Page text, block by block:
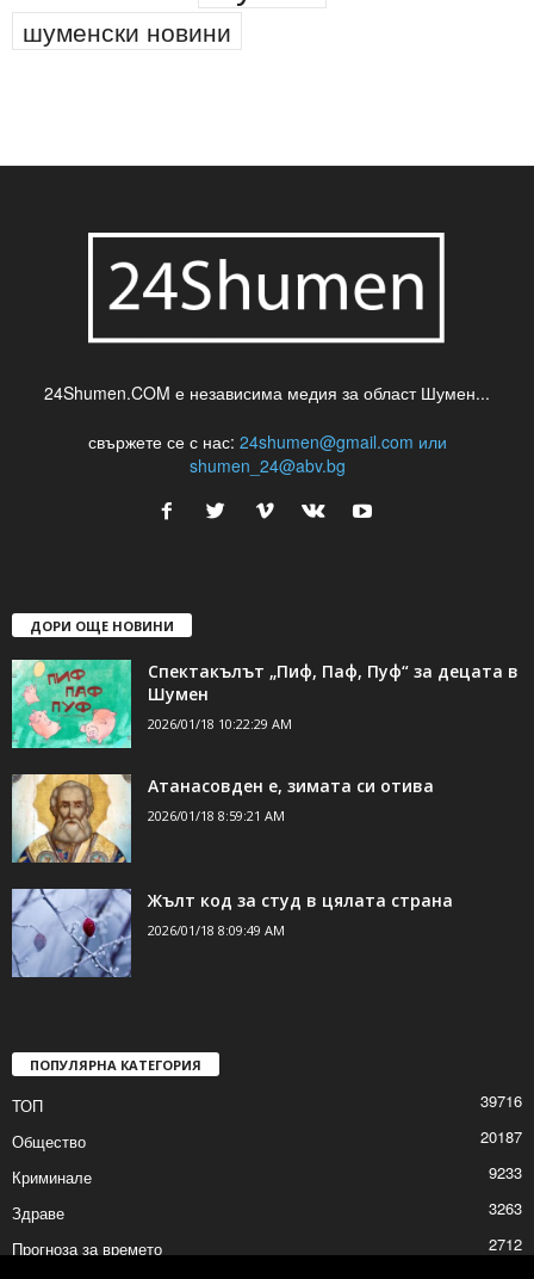
шуменски новини
24Shumen.COM е независима медия за област Шумен...
свържете се с нас: 24shumen@gmail.com или
shumen_24@abv.bg
ДОРИ ОЩЕ НОВИНИ
Спектакълът „Пиф, Паф, Пуф“ за децата в
Шумен
2026/01/18 10:22:29 AM
Атанасовден е, зимата си отива
2026/01/18 8:59:21 AM
Жълт код за студ в цялата страна
2026/01/18 8:09:49 AM
ПОПУЛЯРНА КАТЕГОРИЯ
ТОП
39716
Общество
20187
Криминале
9233
Здраве
3263
Прогноза за времето
2712